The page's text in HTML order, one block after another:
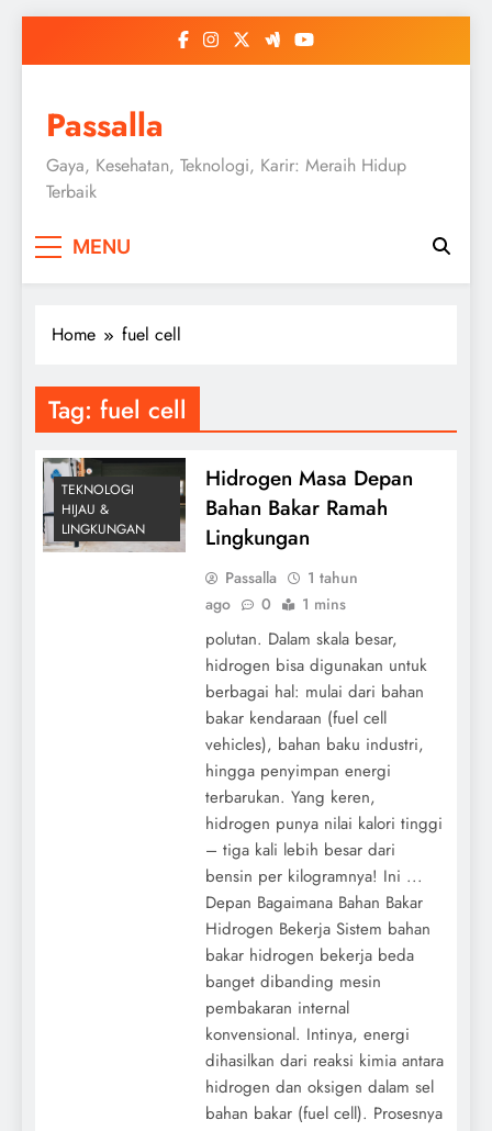
Passalla
Gaya, Kesehatan, Teknologi, Karir: Meraih Hidup
Terbaik
MENU
Home fuel cell
Tag: fuel cell
TEKNOLOGI
HIJAU &
LINGKUNGAN
Hidrogen Masa Depan
Bahan Bakar Ramah
Lingkungan
Passalla
1 tahun
ago
0 1 mins
polutan. Dalam skala besar,
hidrogen bisa digunakan untuk
berbagai hal: mulai dari bahan
bakar kendaraan (fuel cell
vehicles), bahan baku industri,
hingga penyimpan energi
terbarukan. Yang keren,
hidrogen punya nilai kalori tinggi
– tiga kali lebih besar dari
bensin per kilogramnya! Ini ...
Depan Bagaimana Bahan Bakar
Hidrogen Bekerja Sistem bahan
bakar hidrogen bekerja beda
banget dibanding mesin
pembakaran internal
konvensional. Intinya, energi
dihasilkan dari reaksi kimia antara
hidrogen dan oksigen dalam sel
bahan bakar (fuel cell). Prosesnya